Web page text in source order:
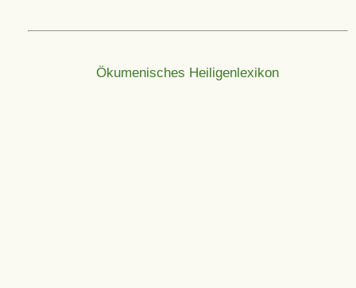
Ökumenisches Heiligenlexikon